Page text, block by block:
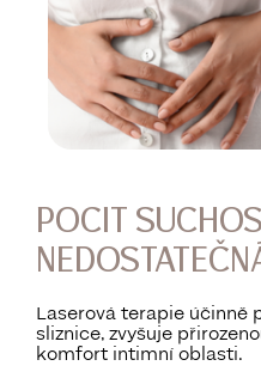
POCIT
Laserová terapie účinně
sliznice, zvyšuje
komfort intimní oblasti.